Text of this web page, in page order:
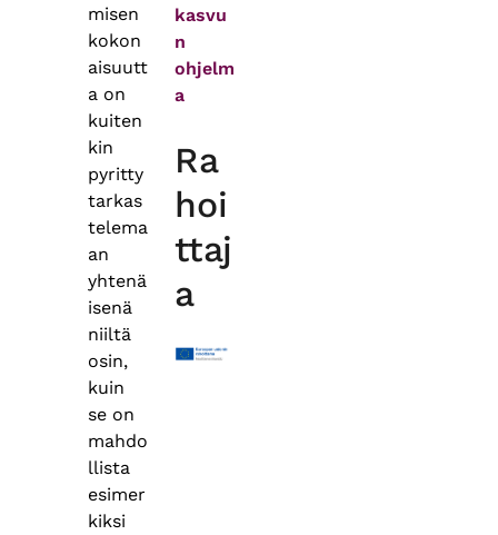
misen
kokon
aisuutt
a on
kuiten
kin
pyritty
tarkas
telema
an
yhtenä
isenä
niiltä
osin,
kuin
se on
mahdo
llista
esimer
kiksi
kasvu
n
ohjelm
a
Ra
hoi
ttaj
a